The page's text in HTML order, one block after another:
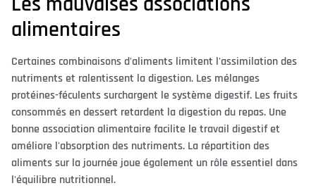
alimentaires
Certaines combinaisons d'aliments limitent l'assimilation des
nutriments et ralentissent la digestion. Les mélanges
protéines-féculents surchargent le système digestif. Les fruits
consommés en dessert retardent la digestion du repas. Une
bonne association alimentaire facilite le travail digestif et
améliore l'absorption des nutriments. La répartition des
aliments sur la journée joue également un rôle essentiel dans
l'équilibre nutritionnel.